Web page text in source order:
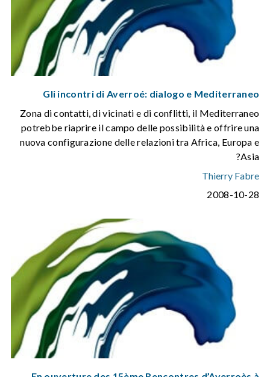
Gli incontri di Averroé: dialogo e Mediterraneo
Zona di contatti, di vicinati e di conflitti, il Mediterraneo
potrebbe riaprire il campo delle possibilità e offrire una
nuova configurazione delle relazioni tra Africa, Europa e
Asia?
Thierry Fabre
2008-10-28